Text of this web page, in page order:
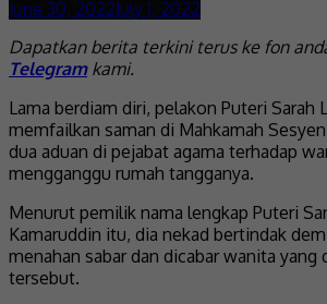
June 30, 2022July 1, 2022
Dapatkan berita terkini terus ke fon
Telegramkami.
Lama berdiam diri, pelakon Puteri Sarah
memfailkan saman di Mahkamah
dua aduan di pejabat agama terhadap
mengganggu rumah tangganya.
Menurut pemilik nama lengkap Puteri
Kamaruddin itu, dia nekad bertindak
menahan sabar dan dicabar wanita yang
tersebut.